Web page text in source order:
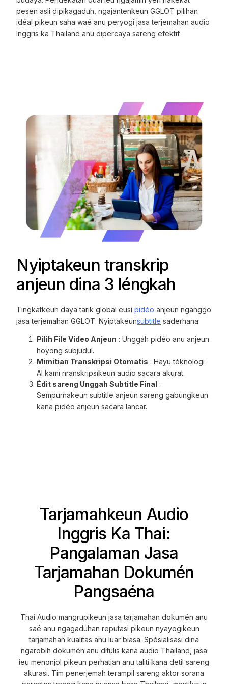
pesen asli dipikagaduh, ngajantenkeun GGLOT pilihan
idéal pikeun saha waé anu peryogi jasa terjemahan audio
Inggris ka Thailand anu dipercaya sareng efektif.
Nyiptakeun transkrip
anjeun dina 3 léngkah
Tingkatkeun daya tarik global eusipidéo anjeun nganggo
jasa terjemahan GGLOT. Nyiptakeunsubtitle saderhana:
Pilih File Video Anjeun : Unggah pidéo anu anjeun
hoyong subjudul.
Mimitian Transkripsi Otomatis : Hayu téknologi
AI kami nranskripsikeun audio sacara akurat.
Édit sareng Unggah Subtitle Final :
Sempurnakeun subtitle anjeun sareng gabungkeun
kana pidéo anjeun sacara lancar.
Tarjamahkeun Audio
Inggris Ka Thai:
Pangalaman Jasa
Tarjamahan Dokumén
Pangsaéna
Thai Audio mangrupikeun jasa tarjamahan dokumén anu
saé anu ngagaduhan reputasi pikeun nyayogikeun
tarjamahan kualitas anu luar biasa. Spésialisasi dina
ngarobih dokumén anu ditulis kana audio Thailand, jasa
ieu menonjol pikeun perhatian anu taliti kana detil sareng
akurasi. Tim penerjemah terampil sareng aktor sorana